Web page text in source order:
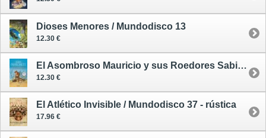
Dioses Menores / Mundodisco 13
12.30 €
El Asombroso Mauricio y sus Roedores Sabios / Mundodisco 28
12.30 €
El Atlético Invisible / Mundodisco 37 - rústica
17.96 €